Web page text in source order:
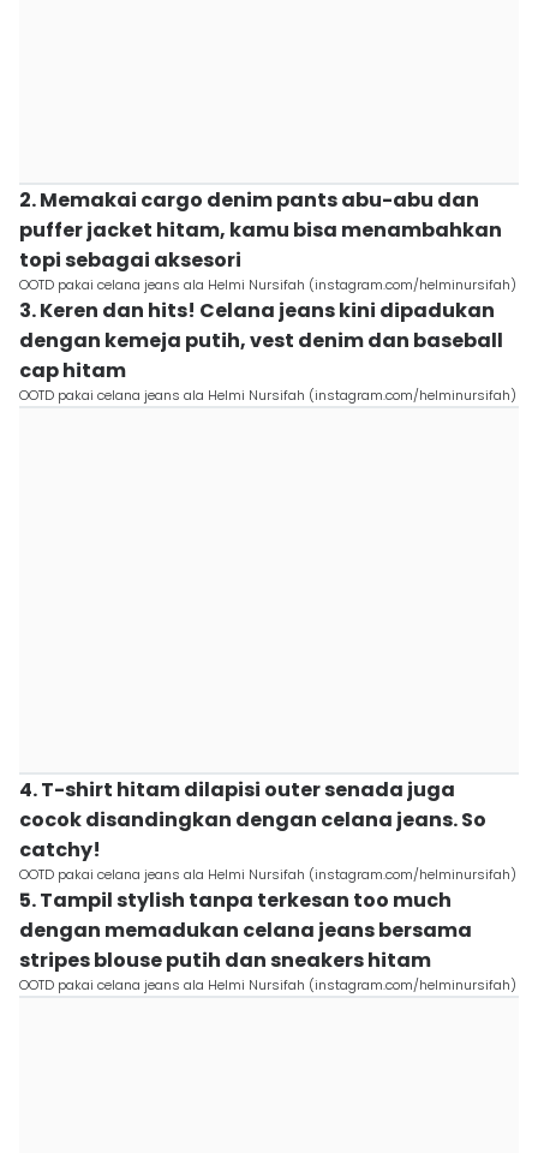
2. Memakai cargo denim pants abu-abu dan
puffer jacket hitam, kamu bisa menambahkan
topi sebagai aksesori
OOTD pakai celana jeans ala Helmi Nursifah (instagram.com/helminursifah)
3. Keren dan hits! Celana jeans kini dipadukan
dengan kemeja putih, vest denim dan baseball
cap hitam
OOTD pakai celana jeans ala Helmi Nursifah (instagram.com/helminursifah)
4. T-shirt hitam dilapisi outer senada juga
cocok disandingkan dengan celana jeans. So
catchy!
OOTD pakai celana jeans ala Helmi Nursifah (instagram.com/helminursifah)
5. Tampil stylish tanpa terkesan too much
dengan memadukan celana jeans bersama
stripes blouse putih dan sneakers hitam
OOTD pakai celana jeans ala Helmi Nursifah (instagram.com/helminursifah)